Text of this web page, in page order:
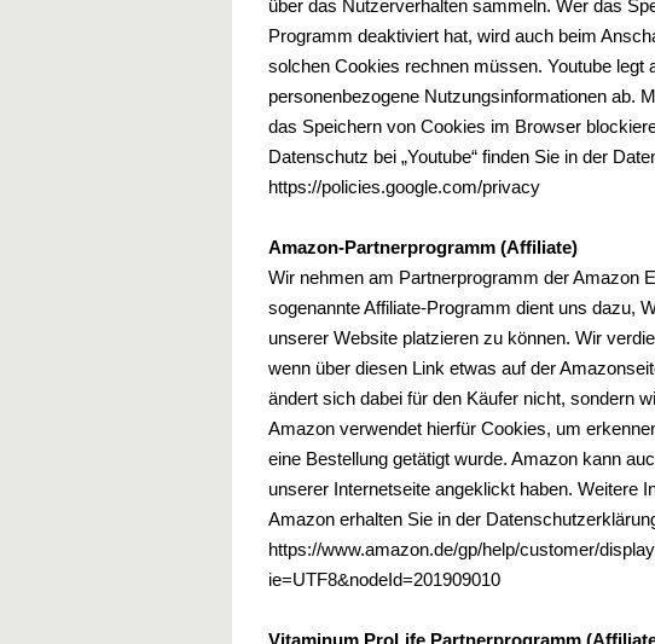
über das Nutzerverhalten sammeln. Wer das
Programm deaktiviert hat, wird auch beim
solchen Cookies rechnen müssen. Youtube legt
personenbezogene Nutzungsinformationen ab.
das Speichern von Cookies im Browser
Datenschutz bei „Youtube“ finden Sie in der
https://policies.google.com/privacy
Amazon-Partnerprogramm (Affiliate)
Wir nehmen am Partnerprogramm der Amazon
sogenannte Affiliate-Programm dient uns dazu,
unserer Website platzieren zu können. Wir
wenn über diesen Link etwas auf der
ändert sich dabei für den Käufer nicht, sondern
Amazon verwendet hierfür Cookies, um
eine Bestellung getätigt wurde. Amazon kann
unserer Internetseite angeklickt haben. Weitere
Amazon erhalten Sie in der
https://www.amazon.de/gp/help/customer/
ie=UTF8&nodeId=201909010
Vitaminum ProLife Partnerprogramm